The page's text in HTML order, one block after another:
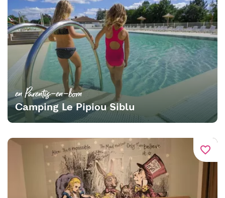
en Parentis-en-born
Camping Le Pipiou Siblu
favorite_border